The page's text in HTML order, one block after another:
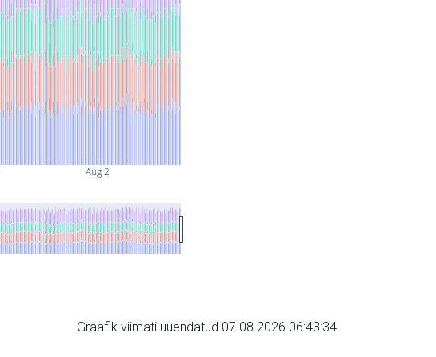
Aug 2
Graafik viimati uuendatud 07.08.2026 06:43:34